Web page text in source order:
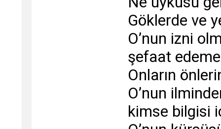
Göklerde ve
O’nun izni
şefaat
Onların
O’nun
kimse bilgisi